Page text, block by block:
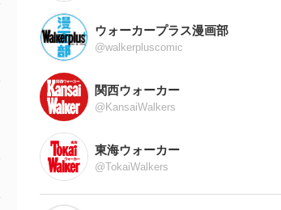
ウォーカープラス漫画部
@walkerpluscomic
関西ウォーカー
@KansaiWalkers
東海ウォーカー
@TokaiWalkers